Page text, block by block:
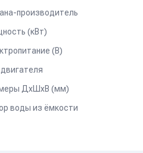
производитель
(кВт)
(В)
ДхШхВ (мм)
воды из ёмкости